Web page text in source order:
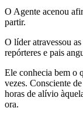
O Agente acenou
partir.
O líder atravessou
repórteres e pais
Ele conhecia bem o
vezes. Consciente
horas de alívio
ora.